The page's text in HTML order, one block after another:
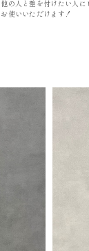
の人と差を付けたい人
使いいただけます！